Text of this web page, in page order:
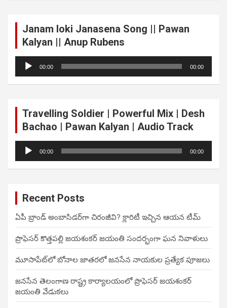
Janam loki Janasena Song || Pawan
Kalyan || Anup Rubens
Audio
Player
00:00 00:00
Travelling Soldier | Powerful Mix | Desh
Bachao | Pawan Kalyan | Audio Track
Audio
Player
00:00 00:00
Recent Posts
ఏపీ బ్రాండ్ అంబాసిడర్‌గా చిరంజీవి? క్లారిటీ ఇచ్చిన ఆయన టీమ్
ప్రొఫెసర్ కొత్తపల్లి జయశంకర్ జయంతి సందర్భంగా ఘన నివాళులు
మూసాపేట్‌లో బోనాల జాతరలో జనసేన నాయకుల ప్రత్యేక పూజలు
జనసేన తెలంగాణ రాష్ట్ర కార్యాలయంలో ప్రొఫెసర్ జయశంకర్
జయంతి వేడుకలు